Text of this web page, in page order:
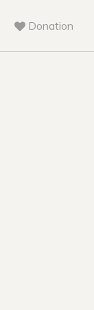
Donation